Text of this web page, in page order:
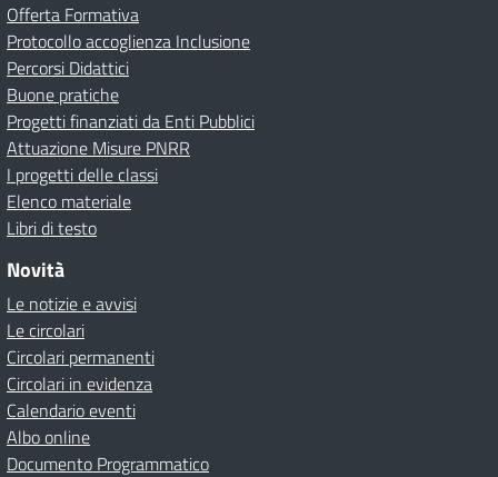
Offerta Formativa
Protocollo accoglienza Inclusione
Percorsi Didattici
Buone pratiche
Progetti finanziati da Enti Pubblici
Attuazione Misure PNRR
I progetti delle classi
Elenco materiale
Libri di testo
Novità
Le notizie e avvisi
Le circolari
Circolari permanenti
Circolari in evidenza
Calendario eventi
Albo online
Documento Programmatico